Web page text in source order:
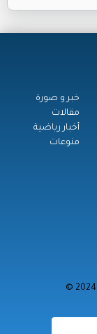
خبر و صورة
مقالات
أخبار رياضية
منوعات